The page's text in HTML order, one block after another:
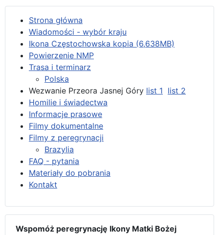
Strona główna
Wiadomości - wybór kraju
Ikona Częstochowska kopia (6,638MB)
Powierzenie NMP
Trasa i terminarz
Polska
Wezwanie Przeora Jasnej Góry list 1 list 2
Homilie i świadectwa
Informacje prasowe
Filmy dokumentalne
Filmy z peregrynacji
Brazylia
FAQ - pytania
Materiały do pobrania
Kontakt
Wspomóż peregrynację Ikony Matki Bożej